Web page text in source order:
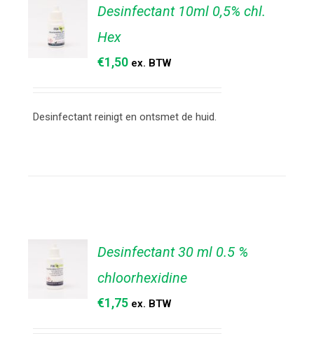
DETAILS
Desinfectant 10ml 0,5% chl.
Hex
€1,50 ex. BTW
Desinfectant reinigt en ontsmet de huid.
Desinfectant 30 ml 0.5 %
chloorhexidine
€1,75 ex. BTW